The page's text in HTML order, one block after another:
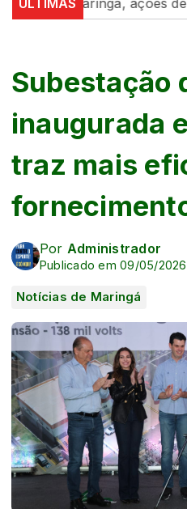
Subestação
inaugurada
traz mais
Por Administrador
Publicado em 09/05/2026
Notícias de Maringá